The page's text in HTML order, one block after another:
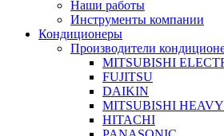
Наши работы
Инструменты компании
Кондиционеры
Производители
MITSUBISHI
FUJITSU
DAIKIN
MITSUBISHI HEAVY
HITACHI